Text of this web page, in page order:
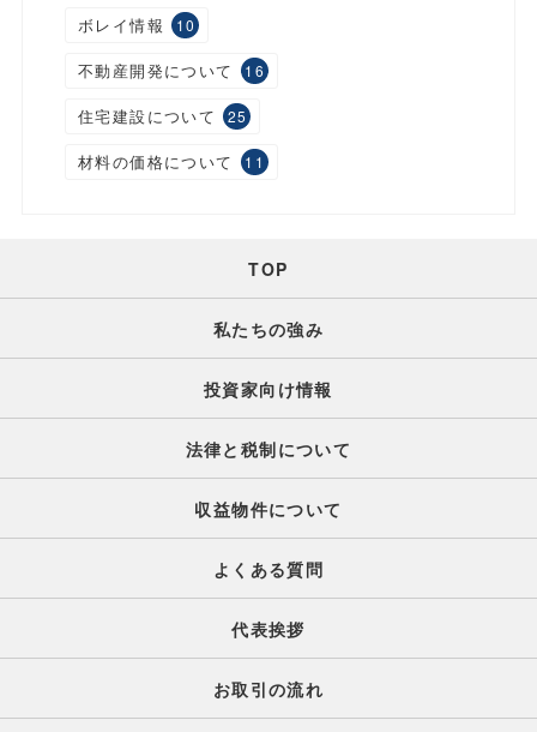
ボレイ情報 10
不動産開発について 16
住宅建設について 25
材料の価格について 11
TOP
私たちの強み
投資家向け情報
法律と税制について
収益物件について
よくある質問
代表挨拶
お取引の流れ